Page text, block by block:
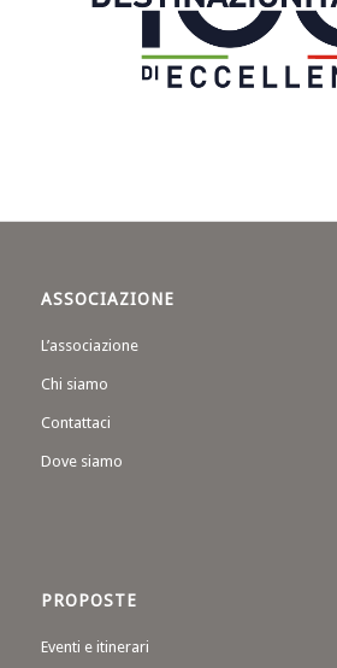
ASSOCIAZIONE
L’associazione
Chi siamo
Contattaci
Dove siamo
PROPOSTE
Eventi e itinerari